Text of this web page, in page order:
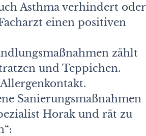
Asthma verhindert oder
einen positiven
zählt
und Teppichen.
Sanierungsmaßnahmen
Horak und rät zu